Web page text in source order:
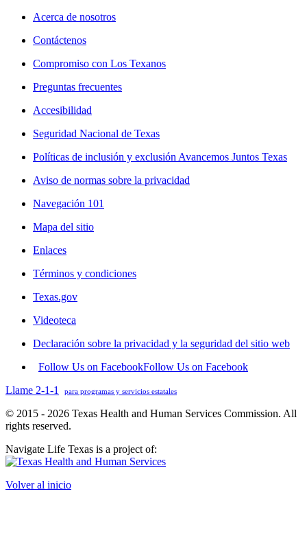
Acerca de nosotros
Contáctenos
Compromiso con Los Texanos
Preguntas frecuentes
Accesibilidad
Seguridad Nacional de Texas
Políticas de inclusión y exclusión Avancemos Juntos Texas
Aviso de normas sobre la privacidad
Navegación 101
Mapa del sitio
Enlaces
Términos y condiciones
Texas.gov
Videoteca
Declaración sobre la privacidad y la seguridad del sitio web
Follow Us on FacebookFollow Us on Facebook
Llame 2-1-1
para programas y servicios estatales
© 2015 - 2026 Texas Health and Human Services Commission. All
rights reserved.
Navigate Life Texas is a project of:
Volver al inicio